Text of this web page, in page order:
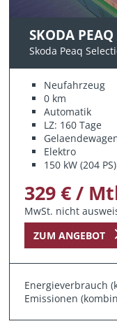
SKODA PEAQ
Skoda Peaq
Neufahrzeug
0 km
Automatik
LZ: 160 Tage
Elektro
150 kW (204 PS)
329 € /
MwSt. nicht
ZUM ANGEBOT
Energieverbrauch
Emissionen